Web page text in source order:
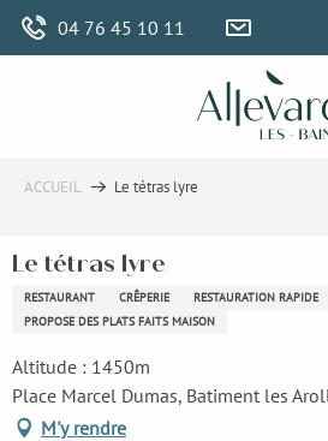
Aller
04 76 45 10 11
ACCUEIL Le tétras lyre
Le tétras lyre
RESTAURANT CRÊPERIE
RESTAURATION RAPIDE
PROPOSE DES PLATS FAITS MAISON
Altitude : 1450m
Place Marcel Dumas, Batiment les
M'y rendre